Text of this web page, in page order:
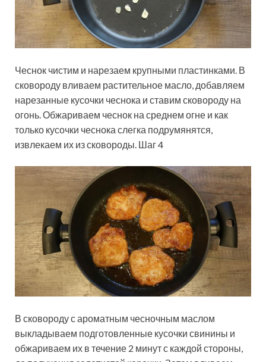
Чеснок чистим и нарезаем крупными пластинками. В
сковороду вливаем растительное масло, добавляем
нарезанные кусочки чеснока и ставим сковороду на
огонь. Обжариваем чеснок на среднем огне и как
только кусочки чеснока слегка подрумянятся,
извлекаем их из сковороды. Шаг 4
В сковороду с ароматным чесночным маслом
выкладываем подготовленные кусочки свинины и
обжариваем их в течение 2 минут с каждой стороны,